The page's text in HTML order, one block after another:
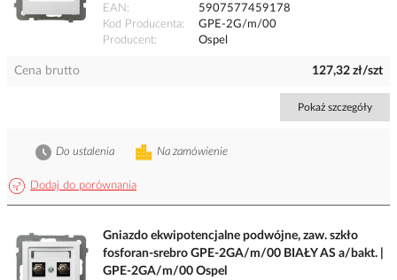
EAN
5907577459178
Kod Producenta
GPE-2G/m/00
Producent
Ospel
Cena brutto 127,32 zł/szt
Pokaż szczegóły
Dodaj do porównania
Na zamówienie
Do ustalenia
Gniazdo ekwipotencjalne podwójne, zaw. szkło
fosforan-srebro GPE-2GA/m/00 BIAŁY AS a/bakt. |
GPE-2GA/m/00 Ospel